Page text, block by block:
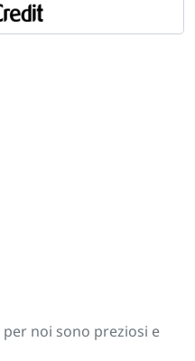
noi sono preziosi e